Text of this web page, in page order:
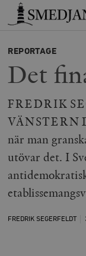
Timbro
REPORTAGE
Det
FREDRIK
VÄNSTERN
när man
utövar det. I
FREDRIK SEGERFELDT